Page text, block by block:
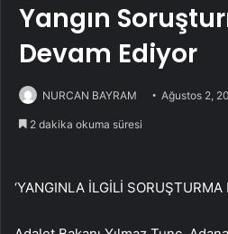
Yangın
Devam Ediyor
NURCAN BAYRAM Ağustos 2,
2 dakika okuma süresi
‘YANGINLA İLGİLİ SORUŞTURMA